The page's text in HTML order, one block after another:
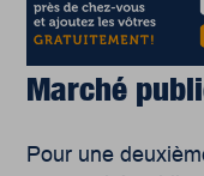
Marché
Pour une